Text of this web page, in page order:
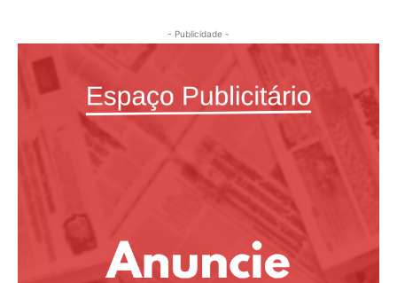
- Publicidade -